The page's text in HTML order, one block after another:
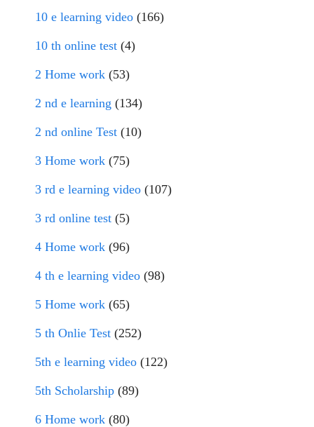
10 e learning video (166)
10 th online test (4)
2 Home work (53)
2 nd e learning (134)
2 nd online Test (10)
3 Home work (75)
3 rd e learning video (107)
3 rd online test (5)
4 Home work (96)
4 th e learning video (98)
5 Home work (65)
5 th Onlie Test (252)
5th e learning video (122)
5th Scholarship (89)
6 Home work (80)